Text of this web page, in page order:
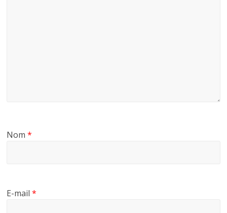
Nom*
E-mail*